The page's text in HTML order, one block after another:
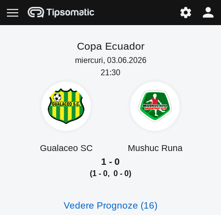
Copa Ecuador
miercuri, 03.06.2026
21:30
Gualaceo SC Mushuc Runa
1 - 0
(1 - 0, 0 - 0)
Vedere Prognoze (16)